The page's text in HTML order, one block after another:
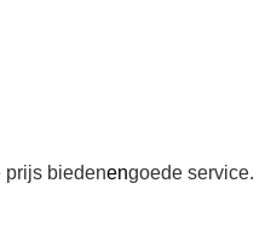
prijs biedenengoede service.